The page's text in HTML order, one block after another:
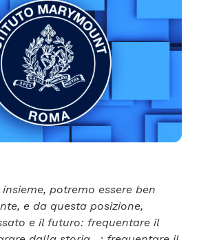
potremo essere ben
e da questa posizione,
e il futuro: frequentare il